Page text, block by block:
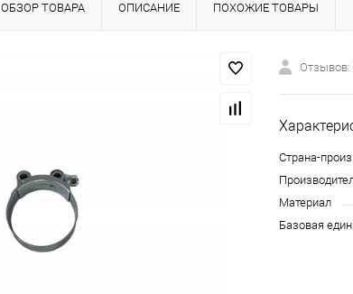
ОБЗОР ТОВАРА ОПИСАНИЕ ПОХОЖИЕ ТОВАРЫ
Отзывов:
Страна-
Материал
Базовая